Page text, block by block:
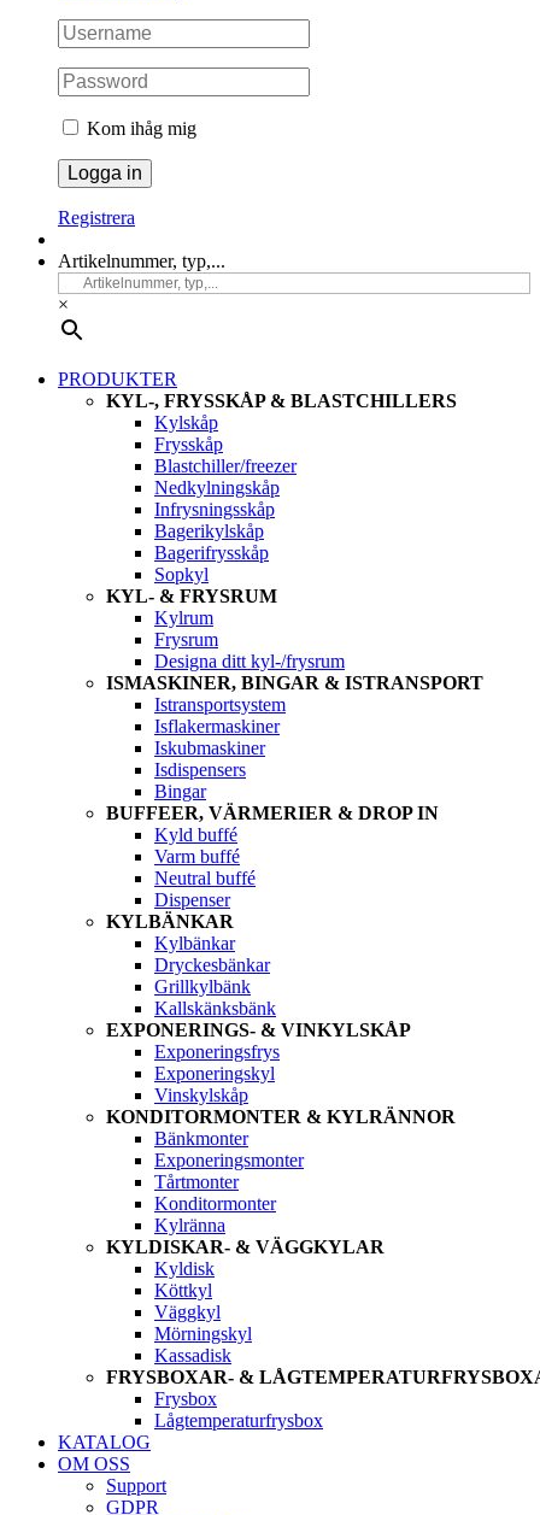
Kom ihåg mig
Registrera
Artikelnummer, typ,...
×
PRODUKTER
KYL-, FRYSSKÅP & BLASTCHILLERS
Kylskåp
Frysskåp
Blastchiller/freezer
Nedkylningskåp
Infrysningsskåp
Bagerikylskåp
Bagerifrysskåp
Sopkyl
KYL- & FRYSRUM
Kylrum
Frysrum
Designa ditt kyl-/frysrum
ISMASKINER, BINGAR & ISTRANSPORT
Istransportsystem
Isflakermaskiner
Iskubmaskiner
Isdispensers
Bingar
BUFFEER, VÄRMERIER & DROP IN
Kyld buffé
Varm buffé
Neutral buffé
Dispenser
KYLBÄNKAR
Kylbänkar
Dryckesbänkar
Grillkylbänk
Kallskänksbänk
EXPONERINGS- & VINKYLSKÅP
Exponeringsfrys
Exponeringskyl
Vinskylskåp
KONDITORMONTER & KYLRÄNNOR
Bänkmonter
Exponeringsmonter
Tårtmonter
Konditormonter
Kylränna
KYLDISKAR- & VÄGGKYLAR
Kyldisk
Köttkyl
Väggkyl
Mörningskyl
Kassadisk
FRYSBOXAR- &
Frysbox
Lågtemperaturfrysbox
KATALOG
OM OSS
Support
GDPR